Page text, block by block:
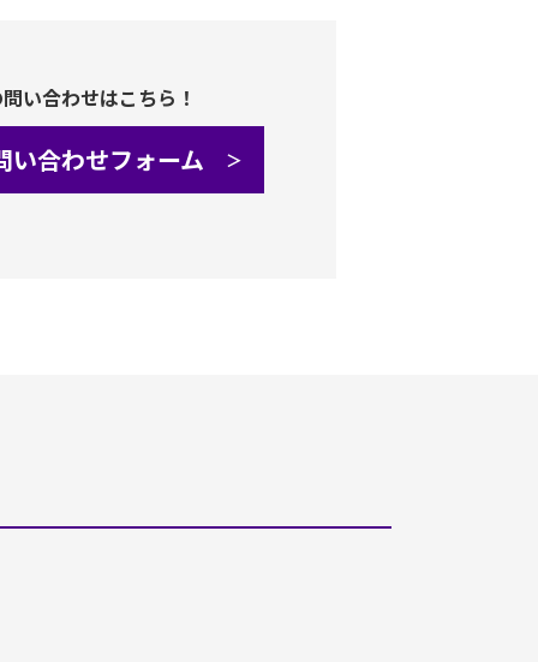
い合わせはこちら！
い合わせフォーム